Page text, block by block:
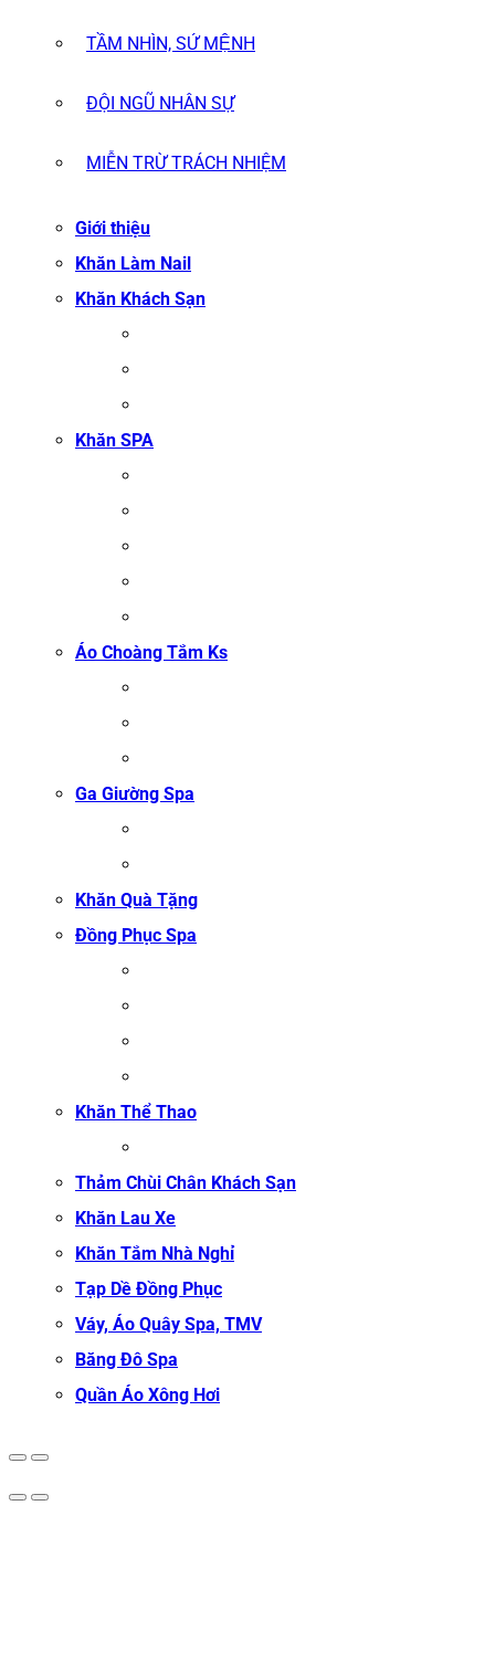
TẦM NHÌN, SỨ MỆNH
ĐỘI NGŨ NHÂN SỰ
MIỄN TRỪ TRÁCH NHIỆM
Giới thiệu
Khăn Làm Nail
Khăn Khách Sạn
Khăn SPA
Áo Choàng Tắm Ks
Ga Giường Spa
Khăn Quà Tặng
Đồng Phục Spa
Khăn Thể Thao
Thảm Chùi Chân Khách Sạn
Khăn Lau Xe
Khăn Tắm Nhà Nghỉ
Tạp Dề Đồng Phục
Váy, Áo Quây Spa, TMV
Băng Đô Spa
Quần Áo Xông Hơi